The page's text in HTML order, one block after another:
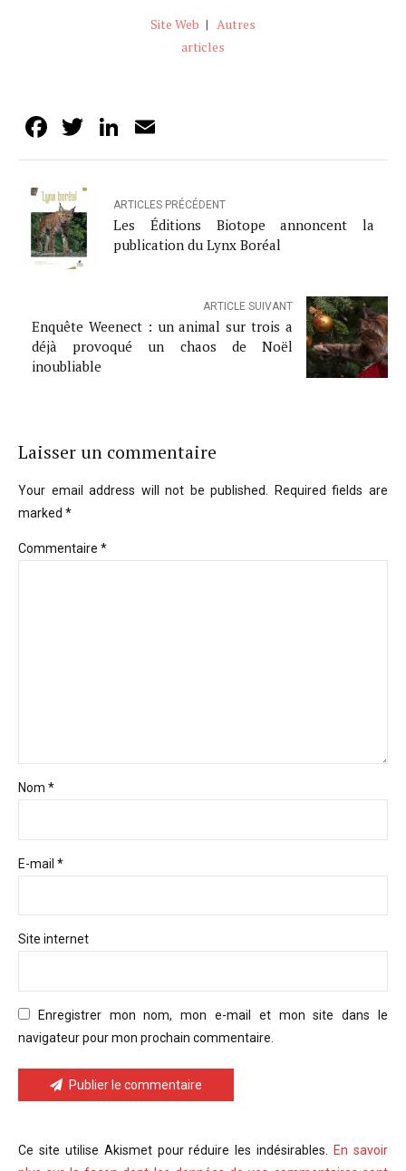
Site Web | Autres
articles
Facebook
TwitterLinkedIn
ARTICLES PRÉCÉDENT
Les Éditions Biotope annoncent la
publication du Lynx Boréal
ARTICLE SUIVANT
Enquête Weenect : un animal sur trois a
déjà provoqué un chaos de Noël
inoubliable
Laisser un commentaire
Your email address will not be published. Required fields are
marked *
Commentaire *
Nom *
E-mail *
Site internet
Enregistrer mon nom, mon e-mail et mon site dans le
navigateur pour mon prochain commentaire.
Publier le commentaire
Ce site utilise Akismet pour réduire les indésirables. En savoir